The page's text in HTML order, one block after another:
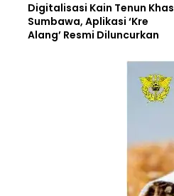
Digitalisasi Kain Tenun Khas
Sumbawa, Aplikasi ‘Kre
Alang’ Resmi Diluncurkan